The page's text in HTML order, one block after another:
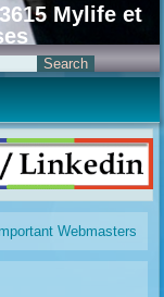
Mylife et
Webmasters